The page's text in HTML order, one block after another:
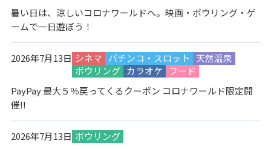
暑い日は、涼しいコロナワールドへ。映画・ボウリング・ゲ
ームで一日遊ぼう！
2026年7月13日 シネマ パチンコ・スロット
天然温泉
ボウリング カラオケ
フード
PayPay 最大５％戻ってくるクーポン コロナワールド限定開
催!!
2026年7月13日 ボウリング